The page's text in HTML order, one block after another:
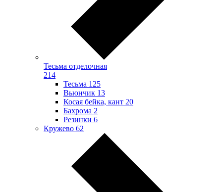
Тесьма отделочная
214
Тесьма 125
Вьюнчик 13
Косая бейка, кант 20
Бахрома 2
Резинки 6
Кружево 62